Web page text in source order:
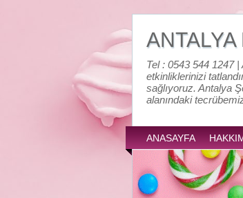
Tel : 0543 544 1247
etkinliklerinizi
sağlıyoruz. Antalya
alanındaki
ANASAYFA